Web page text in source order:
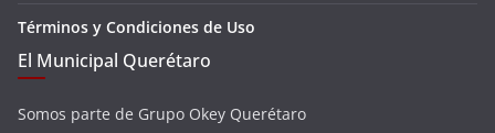
Términos y Condiciones de Uso
El Municipal Querétaro
Somos parte de Grupo Okey Querétaro